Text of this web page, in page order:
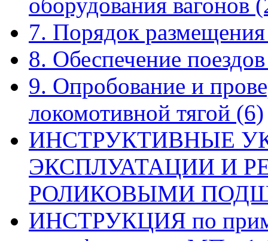
7. Порядок
8. Обеспечение
9. Опробование и
локомотивной тягой (6)
ИНСТРУКТИВНЫЕ
ЭКСПЛУАТАЦИИ И
РОЛИКОВЫМИ
ИНСТРУКЦИЯ по